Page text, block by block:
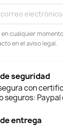
cualquier
en el aviso legal.
seguridad
con
seguros: Paypal
entrega